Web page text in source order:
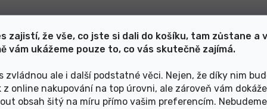
zajistí, že vše, co jste si dali do košíku, tam zůstane a
vám ukážeme pouze to, co vás skutečně zajímá.
zvládnou ale i další podstatné věci. Nejen, že díky nim
z online nakupování na top úrovni, ale zároveň vám
obsah šitý na míru přímo vašim preferencím.
6 749 Kč 7 999 Kč